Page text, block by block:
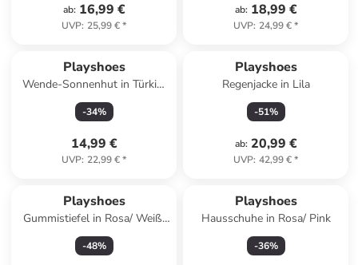
ab: 16,99 €
UVP: 25,99 €*
ab: 18,99 €
UVP: 24,99 €*
Playshoes
Wende-Sonnenhut in Türkis/
Blau
-34%
14,99 €
UVP: 22,99 €*
Playshoes
Regenjacke in Lila
-51%
ab: 20,99 €
UVP: 42,99 €*
Playshoes
Gummistiefel in Rosa/ Weiß/
Bunt
-48%
Playshoes
Hausschuhe in Rosa/ Pink
-36%